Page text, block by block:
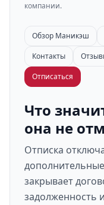
компании.
Обзор Маникэш
Контакты
Отписаться
Что
она не
Отписка
закрывает
задолженность